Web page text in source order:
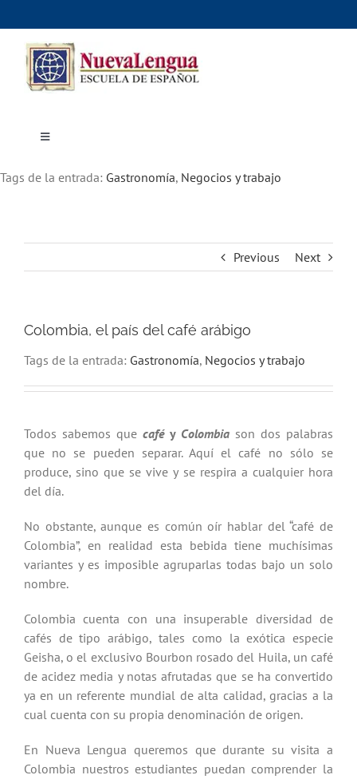
to
content
Toggle
Cursos
Tags de la entrada: Gastronomía, Negocios y trabajo
Previous Next
Colombia, el país del café arábigo
Tags de la entrada: Gastronomía, Negocios y trabajo
Todos sabemos que caféy Colombia son dos palabras
que no se pueden separar. Aquí el café no sólo se
produce, sino que se vive y se respira a cualquier hora
del día.
No obstante, aunque es común oír hablar del “café de
Colombia”, en realidad esta bebida tiene muchísimas
variantes y es imposible agruparlas todas bajo un solo
nombre.
Colombia cuenta con una insuperable diversidad de
cafés de tipo arábigo, tales como la exótica especie
Geisha, o el exclusivo Bourbon rosado del Huila, un café
de acidez media y notas afrutadas que se ha convertido
ya en un referente mundial de alta calidad, gracias a la
cual cuenta con su propia denominación de origen.
En Nueva Lengua queremos que durante su visita a
Colombia nuestros estudiantes puedan comprender la